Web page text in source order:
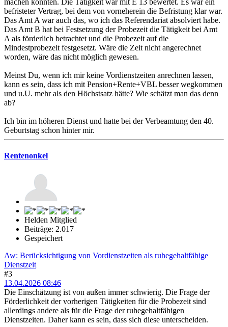
machen konnten. Die Tätigkeit war mit E 13 bewertet. Es war ein
befristeter Vertrag, bei dem von vorneherein die Befristung klar war.
Das Amt A war auch das, wo ich das Referendariat absolviert habe.
Das Amt B hat bei Festsetzung der Probezeit die Tätigkeit bei Amt
A als förderlich betrachtet und die Probezeit auf die
Mindestprobezeit festgesetzt. Wäre die Zeit nicht angerechnet
worden, wäre das nicht möglich gewesen.
Meinst Du, wenn ich mir keine Vordienstzeiten anrechnen lassen,
kann es sein, dass ich mit Pension+Rente+VBL besser wegkommen
und u.U. mehr als den Höchstsatz hätte? Wie schätzt man das denn
ab?
Ich bin im höheren Dienst und hatte bei der Verbeamtung den 40.
Geburtstag schon hinter mir.
Rentenonkel
Helden Mitglied
Beiträge: 2.017
Gespeichert
Aw: Berücksichtigung von Vordienstzeiten als ruhegehaltfähige
Dienstzeit
#3
13.04.2026 08:46
Die Einschätzung ist von außen immer schwierig. Die Frage der
Förderlichkeit der vorherigen Tätigkeiten für die Probezeit sind
allerdings andere als für die Frage der ruhegehaltfähigen
Dienstzeiten. Daher kann es sein, dass sich diese unterscheiden.